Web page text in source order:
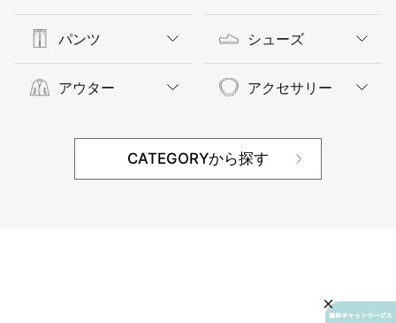
パンツ
アウター
シューズ
アクセサリー
CATEGORYから探す